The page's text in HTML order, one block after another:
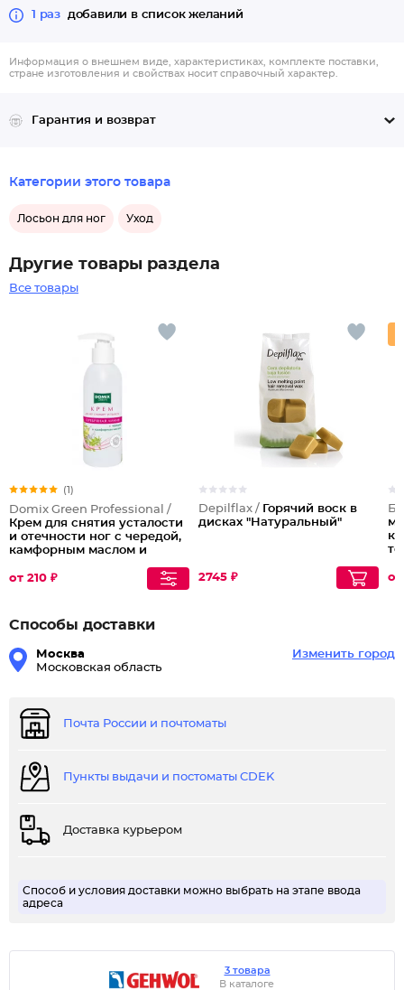
1 раз добавили в список желаний
Информация о внешнем виде, характеристиках, комплекте поставки,
стране изготовления и свойствах носит справочный характер.
Гарантия и возврат
Категории этого товара
Лосьон для ног Уход
Другие товары раздела
Все товары
(1)
Domix Green Professional /
Крем для снятия усталости
и отечности ног с чередой,
камфорным маслом и
от 210 ₽
Depilflax / Горячий воск в
дисках "Натуральный"
2745 ₽
от
Способы доставки
Москва
Московская область
Изменить город
Почта России и почтоматы
Пункты выдачи и постоматы CDEK
Доставка курьером
Способ и условия доставки можно выбрать на этапе ввода
адреса
3 товара
В каталоге